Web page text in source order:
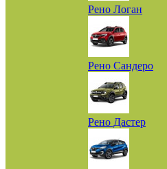
Рено Логан
Рено Сандеро
Рено Дастер